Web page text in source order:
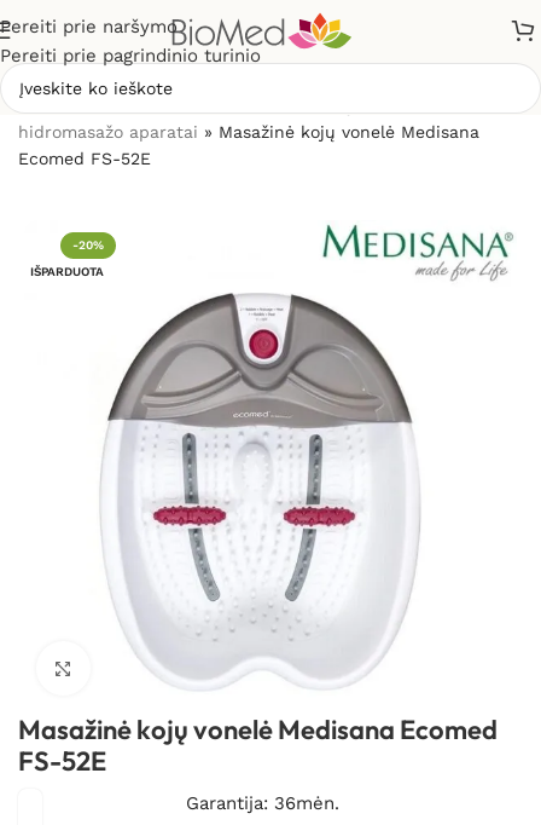
Pereiti prie naršymo
Pereiti prie pagrindinio turinio
hidromasažo aparatai » Masažinė kojų vonelė Medisana
Ecomed FS-52E
-20%
IŠPARDUOTA
Spustelėkite, kad padidintumėte
Masažinė kojų vonelė Medisana Ecomed
FS-52E
Garantija: 36mėn.